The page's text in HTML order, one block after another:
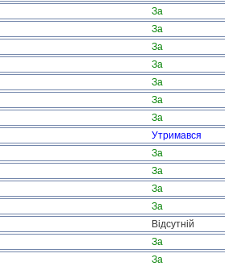
За
За
За
За
За
За
За
Утримався
За
За
За
За
Відсутній
За
За